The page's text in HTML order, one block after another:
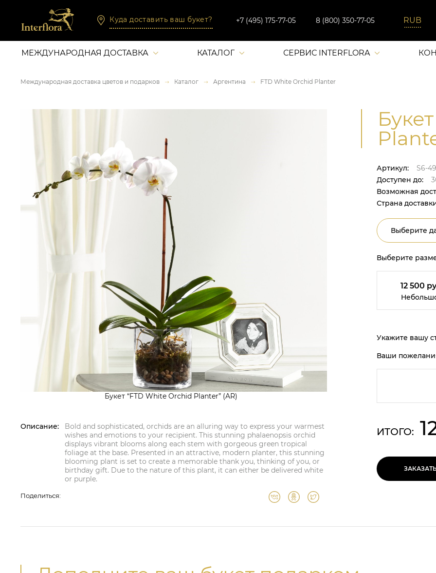
Куда доставить ваш букет? +7 (495) 175-77-05 8 (800) 350-77-05
МЕЖДУНАРОДНАЯ ДОСТАВКА КАТАЛОГ СЕРВИС INTERFLORA
Международная доставка цветов и подарков Каталог Аргентина FTD White Orchid Planter
Букет “FTD White Orchid Planter” (AR)
Описание:
Bold and sophisticated, orchids are an alluring way to express your warmest
wishes and emotions to your recipient. This stunning phalaenopsis orchid
displays vibrant blooms along each stem with gorgeous green tropical
foliage at the base. Presented in an attractive, modern planter, this stunning
blooming plant is set to create a memorable thank you, thinking of you, or
birthday gift. Due to the nature of this plant, it can either be delivered white
or purple.
Поделиться:
Артикул:
S6-
Доступен до:
Возможная
Страна
Выберите
Выберите
12 500
Укажите вашу
Ваши
ИТОГО: